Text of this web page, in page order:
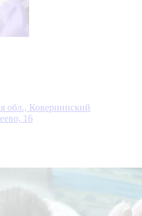
обл., Ковернинский
16